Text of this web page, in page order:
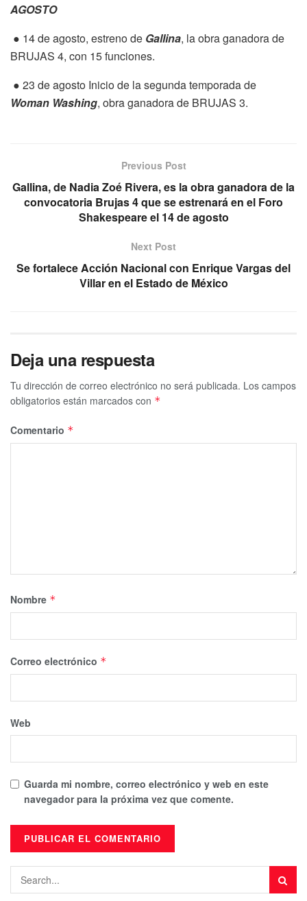
AGOSTO
● 14 de agosto, estreno de Gallina, la obra ganadora de
BRUJAS 4, con 15 funciones.
● 23 de agosto Inicio de la segunda temporada de
Woman Washing, obra ganadora de BRUJAS 3.
Previous Post
Gallina, de Nadia Zoé Rivera, es la obra ganadora de la
convocatoria Brujas 4 que se estrenará en el Foro
Shakespeare el 14 de agosto
Next Post
Se fortalece Acción Nacional con Enrique Vargas del
Villar en el Estado de México
Deja una respuesta
Tu dirección de correo electrónico no será publicada. Los campos
obligatorios están marcados con *
Comentario *
Nombre *
Correo electrónico *
Web
Guarda mi nombre, correo electrónico y web en este
navegador para la próxima vez que comente.